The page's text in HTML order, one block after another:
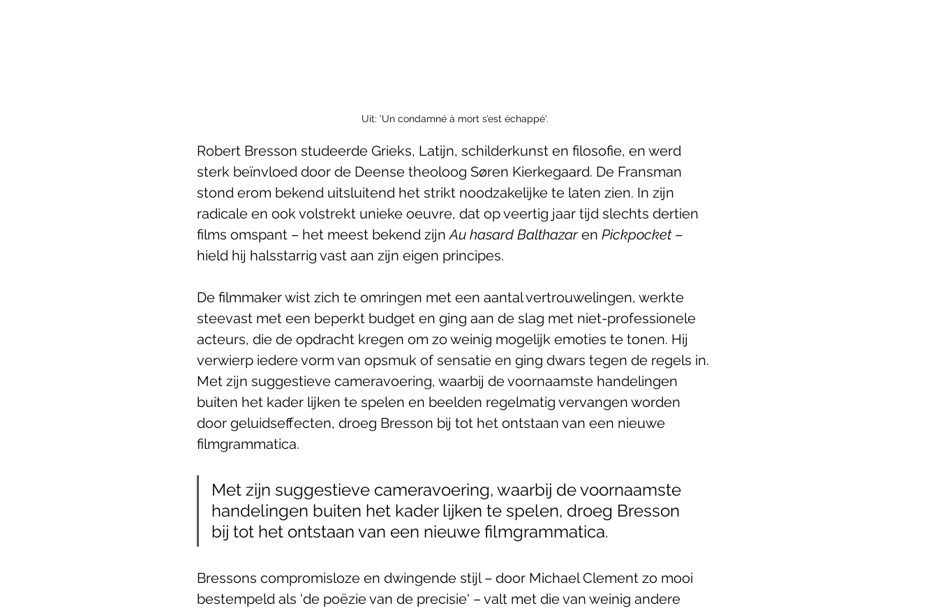
Uit: 'Un condamné à mort s’est échappé'.
Robert Bresson studeerde Grieks, Latijn, schilderkunst en filosofie, en werd
sterk beïnvloed door de Deense theoloog Søren Kierkegaard. De Fransman
stond erom bekend uitsluitend het strikt noodzakelijke te laten zien. In zijn
radicale en ook volstrekt unieke oeuvre, dat op veertig jaar tijd slechts dertien
films omspant – het meest bekend zijn Au hasard Balthazar en Pickpocket –
hield hij halsstarrig vast aan zijn eigen principes.
De filmmaker wist zich te omringen met een aantal vertrouwelingen, werkte
steevast met een beperkt budget en ging aan de slag met niet-professionele
acteurs, die de opdracht kregen om zo weinig mogelijk emoties te tonen. Hij
verwierp iedere vorm van opsmuk of sensatie en ging dwars tegen de regels in.
Met zijn suggestieve cameravoering, waarbij de voornaamste handelingen
buiten het kader lijken te spelen en beelden regelmatig vervangen worden
door geluidseffecten, droeg Bresson bij tot het ontstaan van een nieuwe
filmgrammatica.
Met zijn suggestieve cameravoering, waarbij de voornaamste
handelingen buiten het kader lijken te spelen, droeg Bresson
bij tot het ontstaan van een nieuwe filmgrammatica.
Bressons compromisloze en dwingende stijl – door Michael Clement zo mooi
bestempeld als 'de poëzie van de precisie' – valt met die van weinig andere